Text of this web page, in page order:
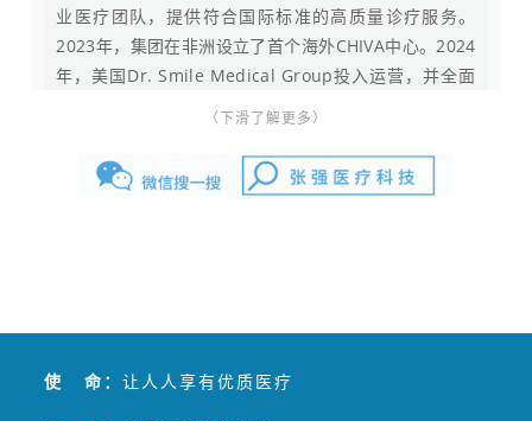
业医疗团队，提供符合国际标准的高质量诊疗服务。
2023年，集团在非洲设立了首个海外CHIVA中心。2024
年，美国Dr. Smile Medical Group投入运营，并全面
启动国际化进程。2025年，集团在纽约曼哈顿设立美国
得美国医疗服务提供者身份编码，为CHIVA中心在美落
地奠定基础，标志着CHIVA理念迈入美国医疗体系。
最早应用多项静脉曲张微创治疗技术，包括内镜交通静
（下滑了解更多）
使 命：让人人享有优质医疗